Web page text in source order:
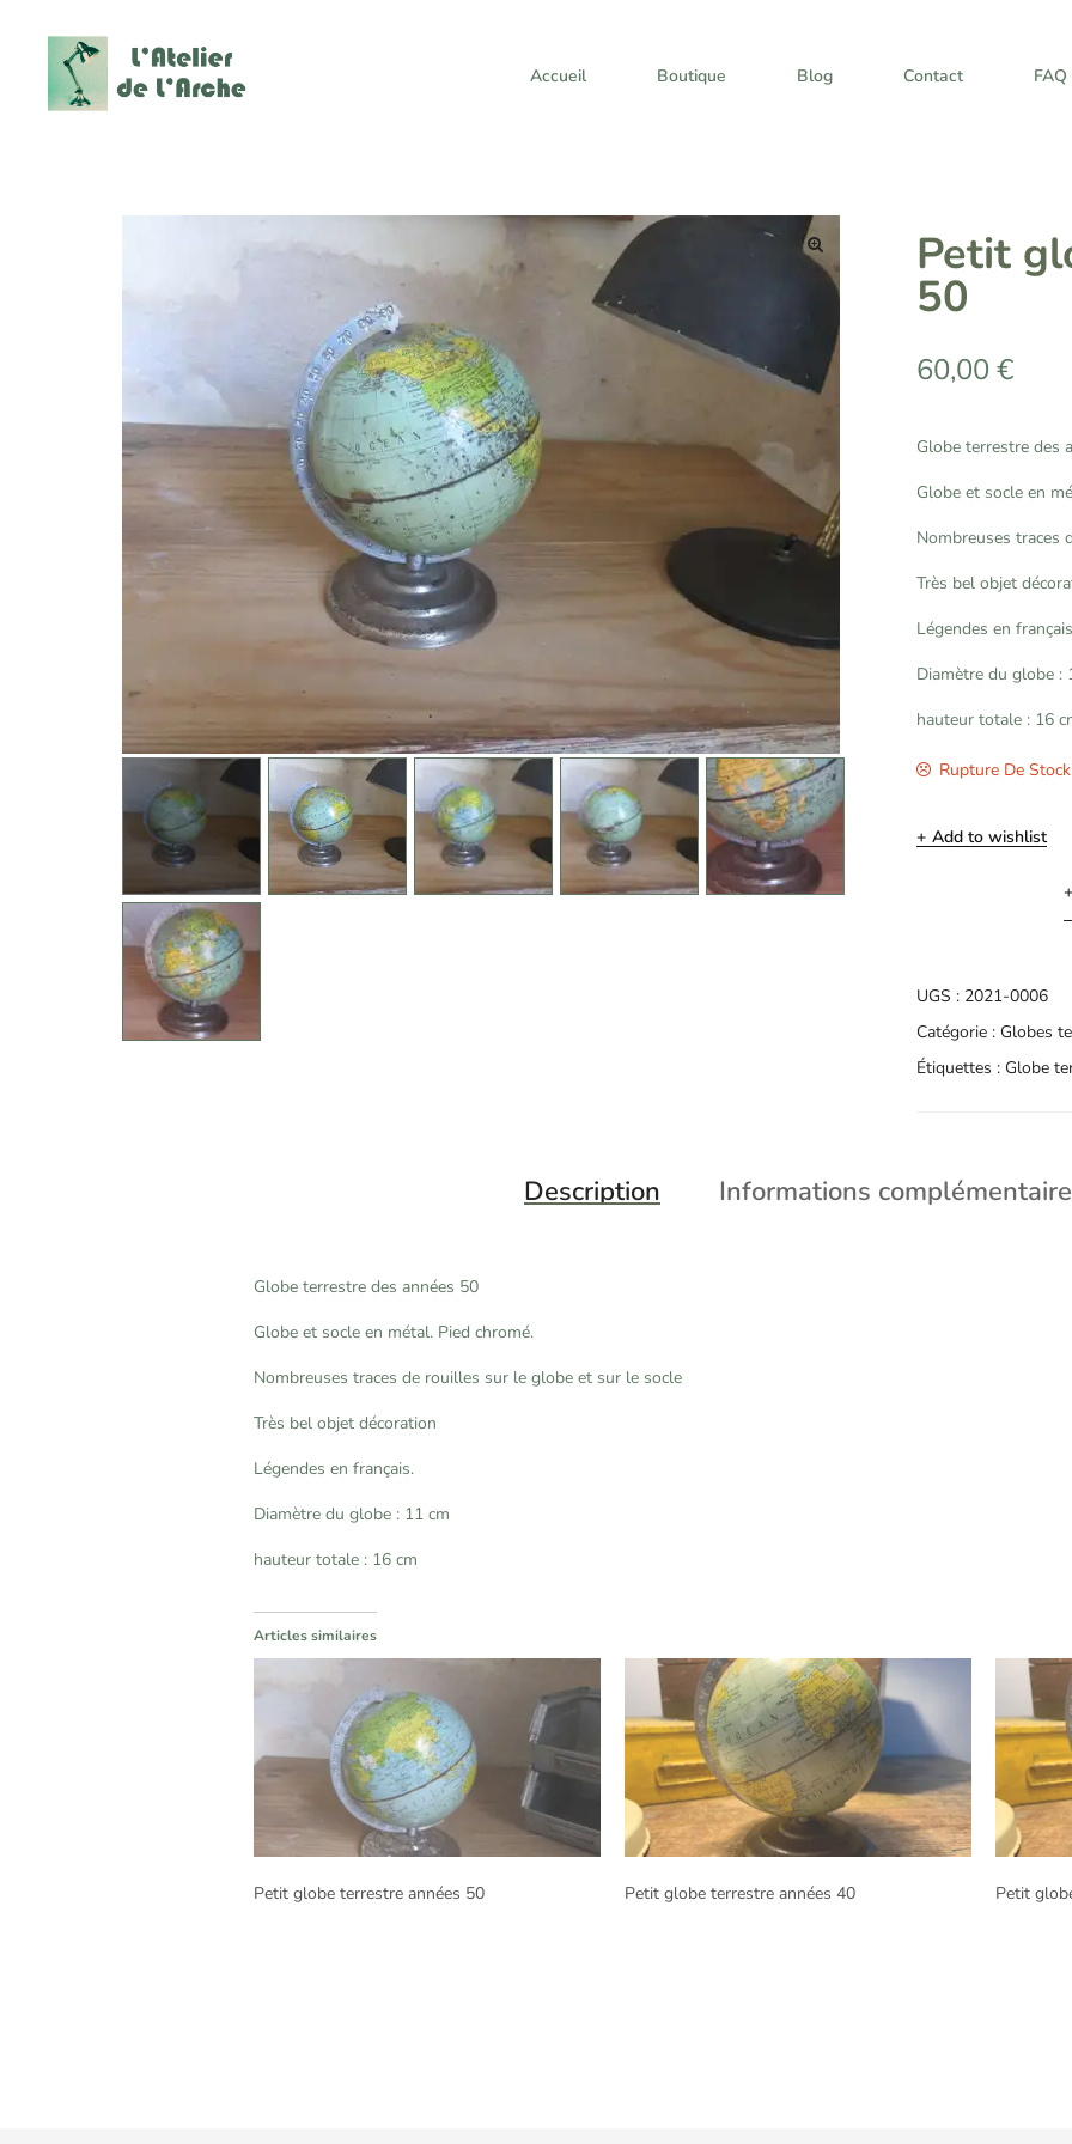
Accueil Boutique Blog Contact FAQ
🔍 Petit
50
60,00 €
Globe terrestre des
Globe et socle en
Nombreuses traces
Très bel objet
Légendes en
Diamètre du globe :
hauteur totale : 16
Rupture De Stock
Add to wishlist
UGS : 2021-0006
Catégorie : Globes
Étiquettes : Globe
Description Informations
Globe terrestre des années 50
Globe et socle en métal. Pied chromé.
Nombreuses traces de rouilles sur le globe et sur le socle
Très bel objet décoration
Légendes en français.
Diamètre du globe : 11 cm
hauteur totale : 16 cm
Articles similaires
Petit globe terrestre années 50 Petit globe terrestre années 40 Petit